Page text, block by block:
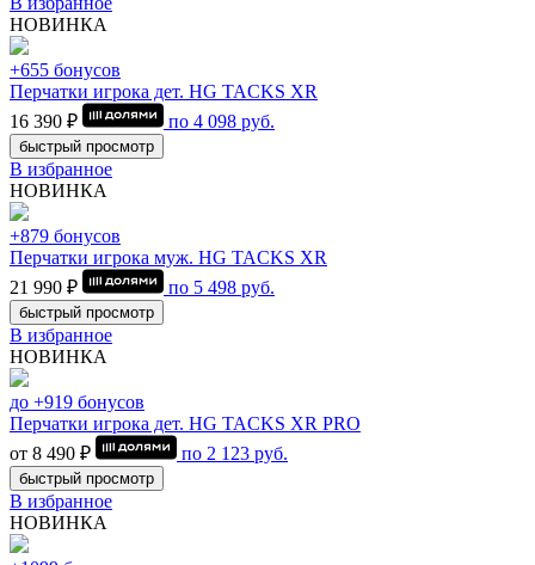
НОВИНКА
+655 бонусов
Перчатки игрока дет. HG TACKS XR
16 390 ₽
по 4 098 руб.
быстрый просмотр
В избранное
НОВИНКА
+879 бонусов
Перчатки игрока муж. HG TACKS XR
21 990 ₽
по 5 498 руб.
быстрый просмотр
В избранное
НОВИНКА
до +919 бонусов
Перчатки игрока дет. HG TACKS XR PRO
от 8 490 ₽
по 2 123 руб.
быстрый просмотр
В избранное
НОВИНКА